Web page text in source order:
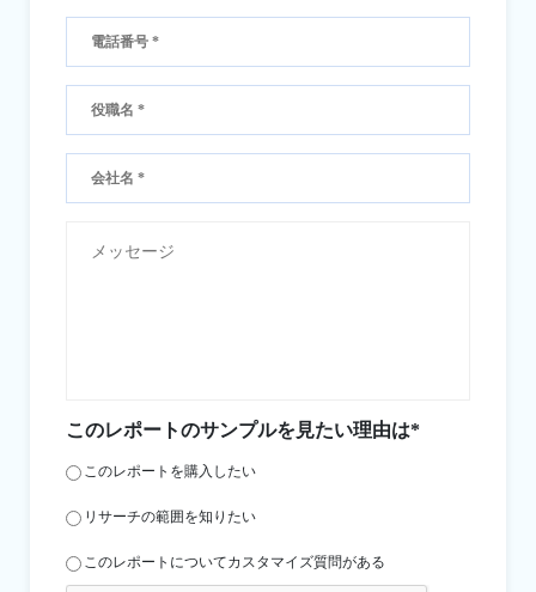
このレポートのサンプルを見たい理由は*
このレポートを購入したい
リサーチの範囲を知りたい
このレポートについてカスタマイズ質問がある